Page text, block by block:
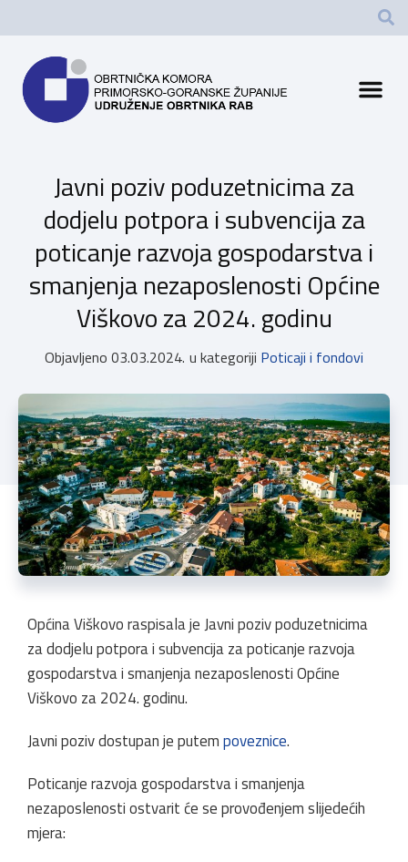
Javni poziv poduzetnicima za
dodjelu potpora i subvencija za
poticanje razvoja gospodarstva i
smanjenja nezaposlenosti Općine
Viškovo za 2024. godinu
Objavljeno 03.03.2024. u kategoriji Poticaji i fondovi
Općina Viškovo raspisala je Javni poziv poduzetnicima
za dodjelu potpora i subvencija za poticanje razvoja
gospodarstva i smanjenja nezaposlenosti Općine
Viškovo za 2024. godinu.
Javni poziv dostupan je putempoveznice.
Poticanje razvoja gospodarstva i smanjenja
nezaposlenosti ostvarit će se provođenjem slijedećih
mjera: